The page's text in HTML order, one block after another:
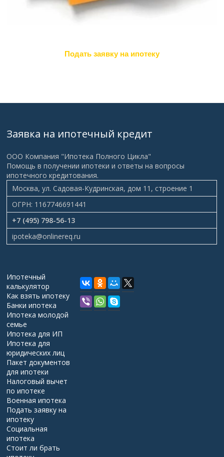
Подать заявку на ипотеку
Заявка на ипотечный кредит
ООО Компания "Ипотека Полного Цикла"
Помощь в получении ипотеки и ответы на вопросы
ипотечного кредитования.
Москва, ул. Садовая-Кудринская, дом 11, строение 1
ОГРН: 1167746691441
+7 (495) 798-56-13
ipoteka@onlinereq.ru
Ипотечный
калькулятор
Как взять ипотеку
Банки ипотека
Ипотека молодой
семье
Ипотека для ИП
Ипотека для
юридических лиц
Пакет документов
для ипотеки
Налоговый вычет
по ипотеке
Военная ипотека
Подать заявку на
ипотеку
Социальная
ипотека
Стоит ли брать